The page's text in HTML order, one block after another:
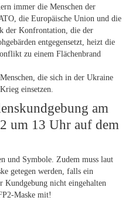
immer die Menschen der
die Europäische Union und die
der Konfrontation, die der
entgegensetzt, heizt die
zu einem Flächenbrand
die sich in der Ukraine
einsetzen.
am
um 13 Uhr auf dem
und Symbole. Zudem muss laut
getegen werden, falls ein
Kundgebung nicht eingehalten
Maske mit!